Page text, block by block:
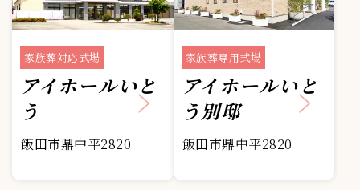
家族葬対応式場
アイホールいと
う
飯田市鼎中平2820
家族葬専用式場
アイホールいと
う別邸
飯田市鼎中平2820